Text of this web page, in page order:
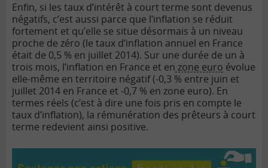
Enfin, si les taux d’intérêt à court terme sont devenus
négatifs, c’est aussi parce que l’inflation se réduit
fortement et qu’elle se situe désormais à un niveau
proche de zéro (le taux d’inflation annuel en France
était de 0,5 % en juillet 2014). Sur une durée de un à
trois mois, l’inflation en France et en zone euro évolue
elle-même en territoire négatif (-0,3 % entre juin et
juillet 2014 en France et -0,7 % en zone euro). En
termes réels (c’est à dire une fois pris en compte le
taux d’inflation), la rémunération des prêteurs à court
terme redevient ainsi positive.